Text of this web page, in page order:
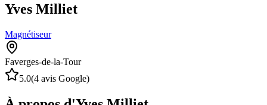
Yves Milliet
Magnétiseur
Faverges-de-la-Tour
5.0(4 avis Google)